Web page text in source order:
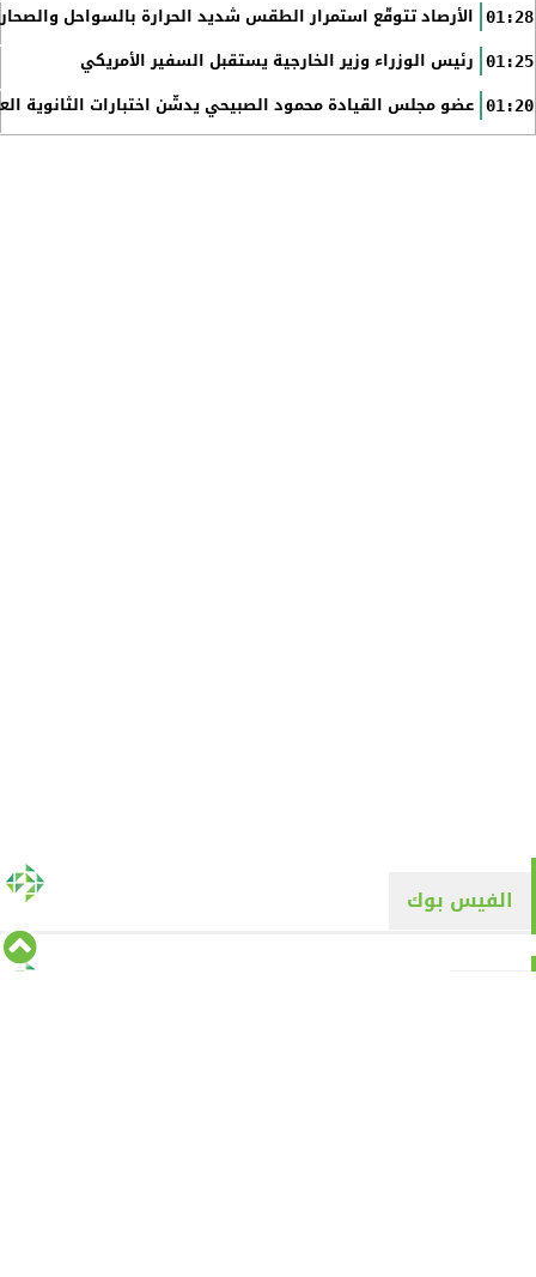
01:28 الأرصاد تتوقّع استمرار الطقس شديد الحرارة بالسواحل
01:25 رئيس الوزراء وزير الخارجية يستقبل السفير الأمريكي
01:20 عضو مجلس القيادة محمود الصبيحي يدشّن اختبارات الثانوية
الفيس بوك